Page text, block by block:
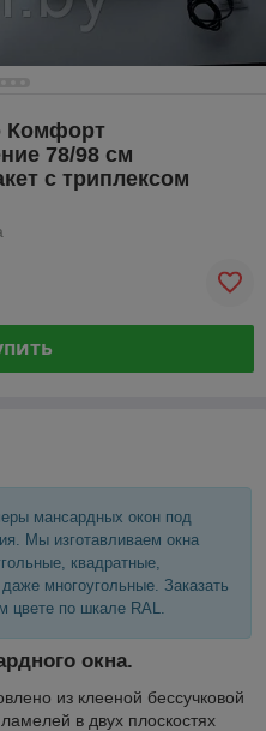
Комфорт
78/98 см
с триплексом
мансардных окон под
Мы изготавливаем окна
квадратные,
многоугольные. Заказать
по шкале RAL.
окна.
из клееной бессучковой
в двух плоскостях